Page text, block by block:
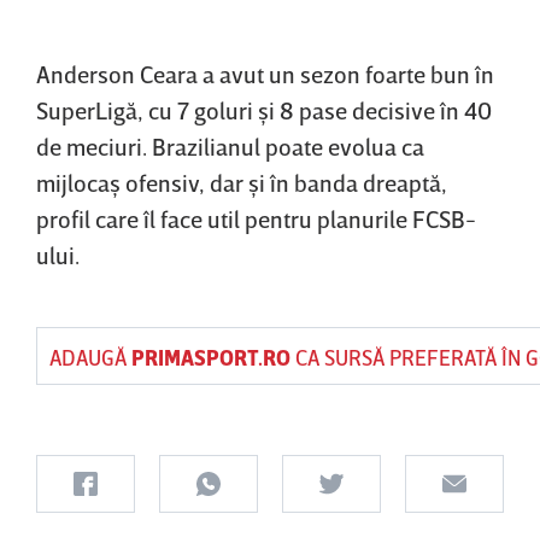
Anderson Ceara a avut un sezon foarte bun în
SuperLigă, cu 7 goluri şi 8 pase decisive în 40
de meciuri. Brazilianul poate evolua ca
mijlocaş ofensiv, dar şi în banda dreaptă,
profil care îl face util pentru planurile FCSB-
ului.
ADAUGĂ PRIMASPORT.ROCA SURSĂ PREFERATĂ ÎN